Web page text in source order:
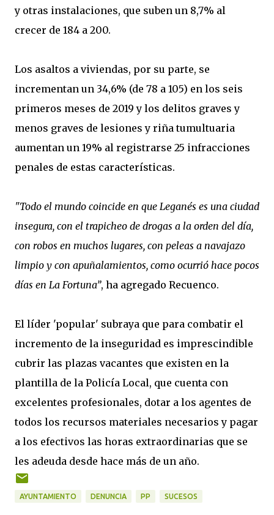
y otras instalaciones, que suben un 8,7% al
crecer de 184 a 200.
Los asaltos a viviendas, por su parte, se
incrementan un 34,6% (de 78 a 105) en los seis
primeros meses de 2019 y los delitos graves y
menos graves de lesiones y riña tumultuaria
aumentan un 19% al registrarse 25 infracciones
penales de estas características.
"Todo el mundo coincide en que Leganés es una ciudad
insegura, con el trapicheo de drogas a la orden del día,
con robos en muchos lugares, con peleas a navajazo
limpio y con apuñalamientos, como ocurrió hace pocos
días en La Fortuna”, ha agregado Recuenco.
El líder 'popular' subraya que para combatir el
incremento de la inseguridad es imprescindible
cubrir las plazas vacantes que existen en la
plantilla de la Policía Local, que cuenta con
excelentes profesionales, dotar a los agentes de
todos los recursos materiales necesarios y pagar
a los efectivos las horas extraordinarias que se
les adeuda desde hace más de un año.
AYUNTAMIENTO DENUNCIA PP SUCESOS